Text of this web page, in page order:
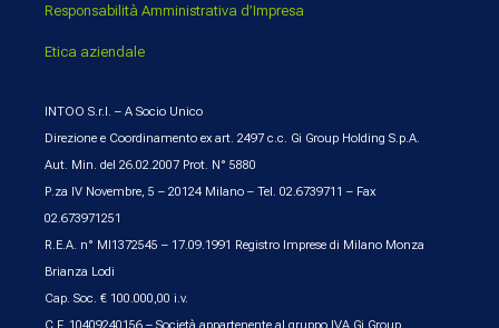
Responsabilità Amministrativa d’Impresa
Etica aziendale
INTOO S.r.l. – A Socio Unico
Direzione e Coordinamento ex art. 2497 c.c. Gi Group Holding S.p.A.
Aut. Min. del 26.02.2007 Prot. N° 5880
P.za IV Novembre, 5 – 20124 Milano – Tel. 02.6739711 – Fax
02.673971251
R.E.A. n° MI1372545 – 17.09.1991 Registro Imprese di Milano Monza
Brianza Lodi
Cap. Soc. € 100.000,00 i.v.
C.F. 10409240156 – Società appartenente al gruppo IVA Gi Group